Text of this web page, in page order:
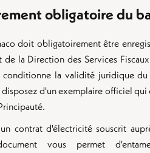
obligatoire du
doit obligatoirement être
de la Direction des Services
conditionne la validité juridique
disposez d'un exemplaire officiel
contrat d'électricité souscrit
vous permet